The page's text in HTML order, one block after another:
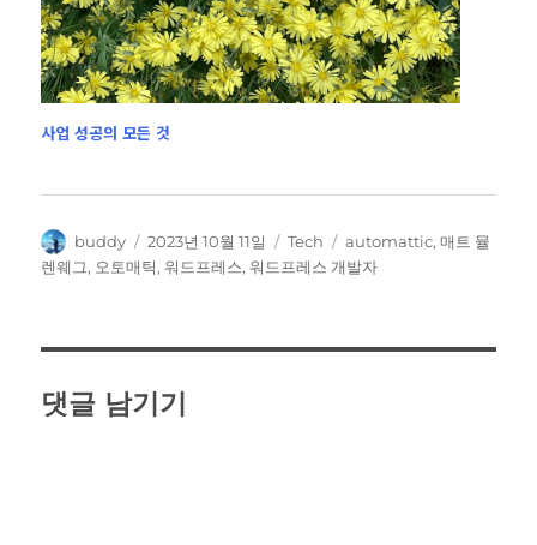
사업 성공의 모든 것
글
쓴
buddy
작
성
2023년 10월 11일
카
테
Tech
태
그
automattic,매트 뮬
렌웨그, 오토매틱,워드프레스,워드프레스 개발자
댓글 남기기